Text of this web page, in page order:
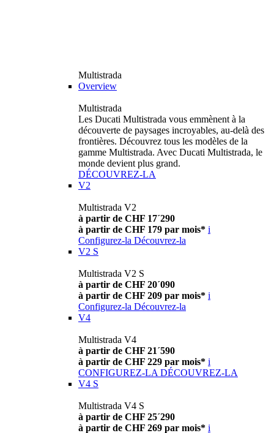
Multistrada
Overview
Multistrada
Les Ducati Multistrada vous emmènent à la
découverte de paysages incroyables, au-delà des
frontières. Découvrez tous les modèles de la
gamme Multistrada. Avec Ducati Multistrada, le
monde devient plus grand.
DÉCOUVREZ-LA
V2
Multistrada V2
à partir de CHF 17´290
à partir de CHF 179 par mois* i
Configurez-la Découvrez-la
V2 S
Multistrada V2 S
à partir de CHF 20´090
à partir de CHF 209 par mois* i
Configurez-la Découvrez-la
V4
Multistrada V4
à partir de CHF 21´590
à partir de CHF 229 par mois* i
CONFIGUREZ-LA DÉCOUVREZ-LA
V4 S
Multistrada V4 S
à partir de CHF 25´290
à partir de CHF 269 par mois* i